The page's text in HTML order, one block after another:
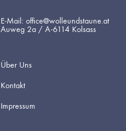
E-Mail: office@wolleundstaune.at
Auweg 2a / A-6114 Kolsass
Über Uns
Kontakt
Impressum